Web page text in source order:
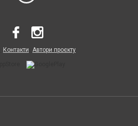
Контакти Автори проєкту